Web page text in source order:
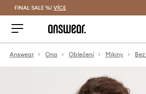
FINAL SALE %! VÍCE
Answear Ona Oblečení Mikiny